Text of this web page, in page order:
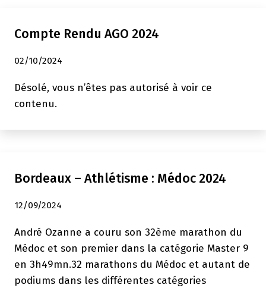
Compte Rendu AGO 2024
02/10/2024
Désolé, vous n’êtes pas autorisé à voir ce
contenu.
Bordeaux – Athlétisme : Médoc 2024
12/09/2024
André Ozanne a couru son 32ème marathon du
Médoc et son premier dans la catégorie Master 9
en 3h49mn.32 marathons du Médoc et autant de
podiums dans les différentes catégories